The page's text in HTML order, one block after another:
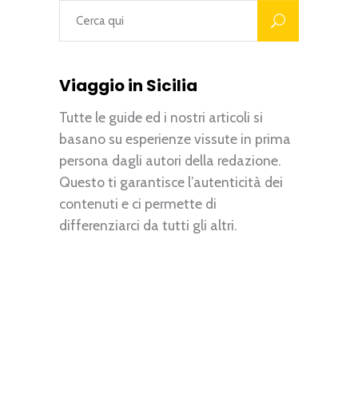
Viaggio in Sicilia
Tutte le guide ed i nostri articoli si
basano su esperienze vissute in prima
persona dagli autori della redazione.
Questo ti garantisce l’autenticità dei
contenuti e ci permette di
differenziarci da tutti gli altri.